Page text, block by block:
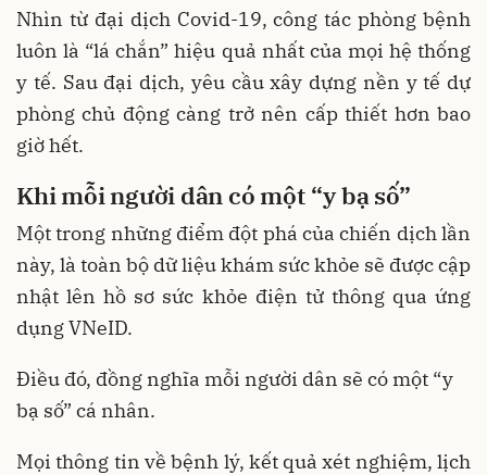
Nhìn từ đại dịch Covid-19, công tác phòng bệnh
luôn là “lá chắn” hiệu quả nhất của mọi hệ thống
y tế. Sau đại dịch, yêu cầu xây dựng nền y tế dự
phòng chủ động càng trở nên cấp thiết hơn bao
giờ hết.
Khi mỗi người dân có một “y bạ số”
Một trong những điểm đột phá của chiến dịch lần
này, là toàn bộ dữ liệu khám sức khỏe sẽ được cập
nhật lên hồ sơ sức khỏe điện tử thông qua ứng
dụng VNeID.
Điều đó, đồng nghĩa mỗi người dân sẽ có một “y
bạ số” cá nhân.
Mọi thông tin về bệnh lý, kết quả xét nghiệm, lịch